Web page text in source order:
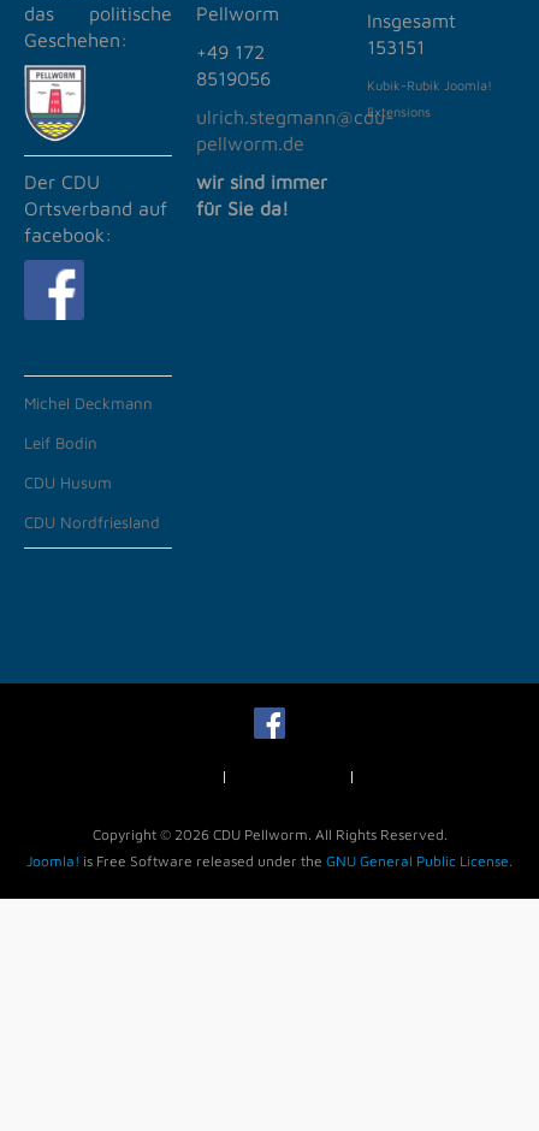
das politische
Geschehen:
Der CDU
Ortsverband auf
facebook:
Michel Deckmann
Leif Bodin
CDU Husum
CDU Nordfriesland
Pellworm
+49 172
8519056
ulrich.stegmann@cdu-
pellworm.de
wir sind immer
für Sie da!
Insgesamt
153151
Kubik-Rubik Joomla!
Extensions
Copyright © 2026 CDU Pellworm. All Rights Reserved.
Joomla! is Free Software released under the GNU General Public License.